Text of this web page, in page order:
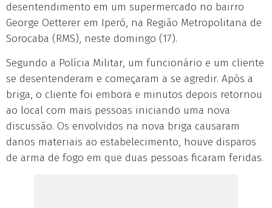
desentendimento em um supermercado no bairro
George Oetterer em Iperó, na Região Metropolitana de
Sorocaba (RMS), neste domingo (17).
Segundo a Polícia Militar, um funcionário e um cliente
se desentenderam e começaram a se agredir. Após a
briga, o cliente foi embora e minutos depois retornou
ao local com mais pessoas iniciando uma nova
discussão. Os envolvidos na nova briga causaram
danos materiais ao estabelecimento, houve disparos
de arma de fogo em que duas pessoas ficaram feridas.